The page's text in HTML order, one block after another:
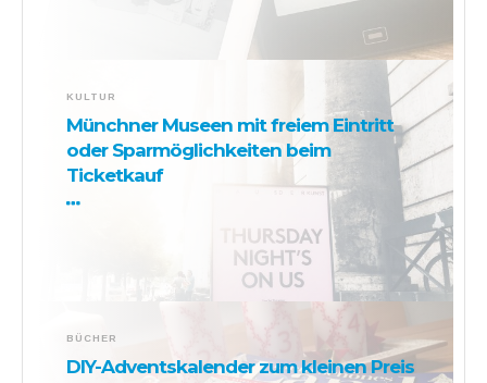
KULTUR
Münchner Museen mit freiem Eintritt
oder Sparmöglichkeiten beim
Ticketkauf
BÜCHER
DIY-Adventskalender zum kleinen Preis